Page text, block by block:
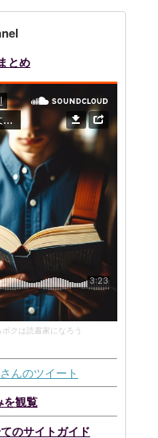
とめ
ボクは読書家になろう
んのツイート
を観覧
のサイトガイド